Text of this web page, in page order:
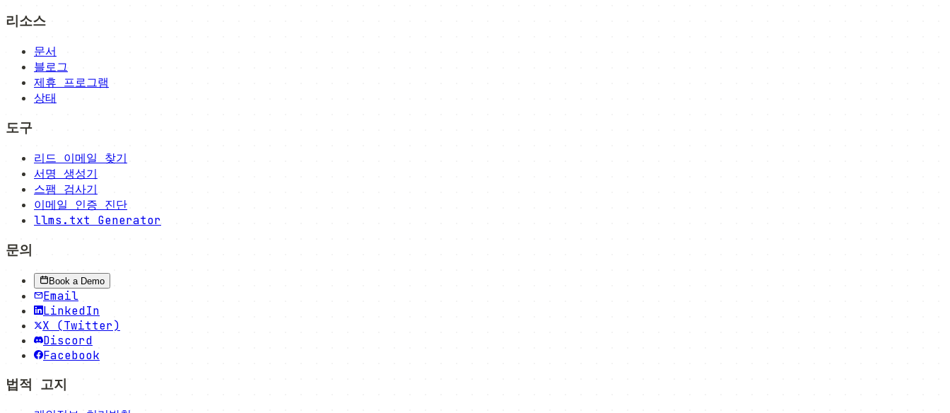
리소스
문서
블로그
제휴 프로그램
상태
도구
리드 이메일 찾기
서명 생성기
스팸 검사기
이메일 인증 진단
llms.txt Generator
문의
Book a Demo
Email
LinkedIn
X (Twitter)
Discord
Facebook
법적 고지